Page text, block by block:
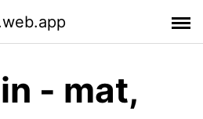
- mat,